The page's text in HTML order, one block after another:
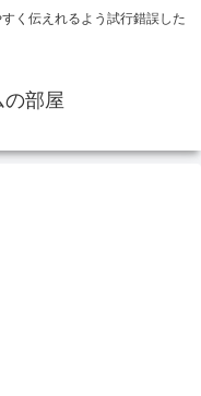
く伝えれるよう試行錯誤した
部屋